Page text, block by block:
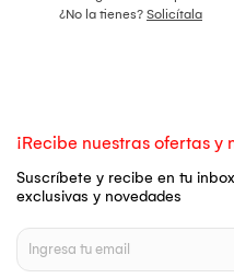
¿No la tienes? Solicítala
¡Recibe nuestras ofertas y
Suscríbete y recibe en tu
exclusivas y novedades